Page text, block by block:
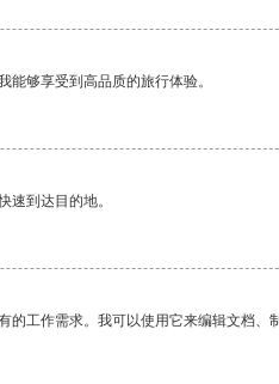
够享受到高品质的旅行体验。
速到达目的地。
工作需求。我可以使用它来编辑文档、